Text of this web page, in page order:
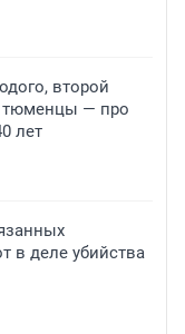
второй
тюменцы — про
лет
в деле убийства